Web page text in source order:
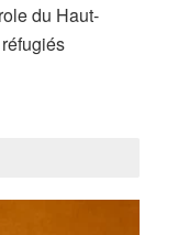
du Haut-